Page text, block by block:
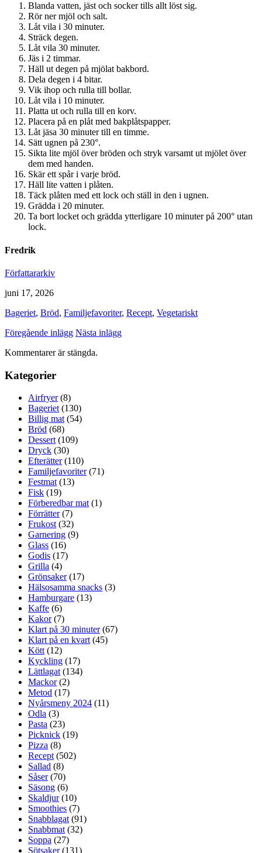
Blanda vatten, jäst och socker tills allt löst sig.
Rör ner mjöl och salt.
Låt vila i 30 minuter.
Sträck degen.
Låt vila 30 minuter.
Jäs i 2 timmar.
Häll ut degen på mjölat bakbord.
Dela degen i 4 bitar.
Vik ihop och rulla till bollar.
Låt vila i 10 minuter.
Platta ut och rulla till en korv.
Placera på en plåt med bakplåtspapper.
Låt jäsa 30 minuter till en timme.
Sätt ugnen på 230°.
Sikta lite mjöl över bröden och stryk varsamt ut mjölet över
dem med handen.
Skär ett spår i varje bröd.
Häll lite vatten i plåten.
Täck plåten med ett lock och ställ in den i ugnen.
Grädda i 20 minuter.
Ta bort locket och grädda ytterligare 10 minuter på 200° utan
lock.
Fredrik
Författararkiv
juni 17, 2026
Bageriet, Bröd, Familjefavoriter, Recept, Vegetariskt
Föregående inlägg Nästa inlägg
Kommentarer är stängda.
Kategorier
Airfryer(8)
Bageriet (130)
Billig mat (54)
Bröd (68)
Dessert (109)
Dryck (30)
Efterätter(110)
Familjefavoriter(71)
Festmat (13)
Fisk (19)
Förberedbar mat (1)
Förrätter(7)
Frukost (32)
Garnering (9)
Glass (16)
Godis (17)
Grilla (4)
Grönsaker(17)
Hälsosamma snacks (3)
Hamburgare (13)
Kaffe (6)
Kakor(7)
Klart på 30 minuter(67)
Klart på en kvart (45)
Kött (12)
Kyckling (17)
Lättlagat (134)
Mackor(2)
Metod (17)
Nyårsmeny 2024 (11)
Odla (3)
Pasta (23)
Picknick (19)
Pizza (8)
Recept (502)
Sallad (8)
Såser(70)
Säsong (6)
Skaldjur(10)
Smoothies (7)
Snabblagat (91)
Snabbmat (32)
Soppa (27)
Sötsaker(131)